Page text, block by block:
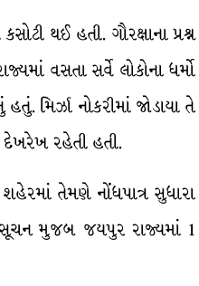
થઈ હતી. ગૌરક્ષાના પ્રશ્ન
વસતા સર્વે લોકોના ધર્મો
મિર્ઝા નોકરીમાં જોડાયા તે
દેખરેખ રહેતી હતી.
તેમણે નોંધપાત્ર સુધારા
સૂચન મુજબ જયપુર રાજ્યમાં 1